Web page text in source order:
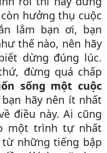
hưởng thụ cuộc
lắm bạn ơi, bạn
thế nào, nên hãy
dừng đúng lúc.
đừng quá chấp
sống một cuộc
bạn hãy nên ít nhất
điều này. Ai cũng
một trình tự nhất
những tiếng bập